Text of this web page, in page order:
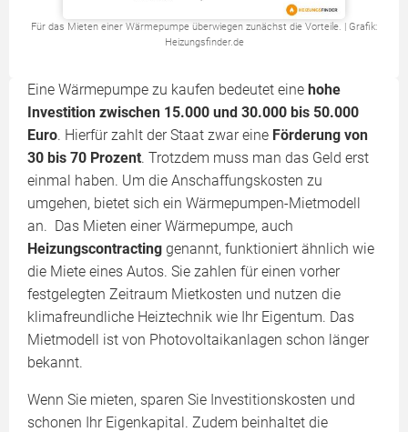
Für das Mieten einer Wärmepumpe überwiegen zunächst die Vorteile. | Grafik:
Heizungsfinder.de
Eine Wärmepumpe zu kaufen bedeutet eine hohe
Investition zwischen 15.000 und 30.000 bis 50.000
Euro. Hierfür zahlt der Staat zwar eine Förderung von
30 bis 70 Prozent. Trotzdem muss man das Geld erst
einmal haben. Um die Anschaffungskosten zu
umgehen, bietet sich ein Wärmepumpen-Mietmodell
an. Das Mieten einer Wärmepumpe, auch
Heizungscontracting genannt, funktioniert ähnlich wie
die Miete eines Autos. Sie zahlen für einen vorher
festgelegten Zeitraum Mietkosten und nutzen die
klimafreundliche Heiztechnik wie Ihr Eigentum. Das
Mietmodell ist von Photovoltaikanlagen schon länger
bekannt.
Wenn Sie mieten, sparen Sie Investitionskosten und
schonen Ihr Eigenkapital. Zudem beinhaltet die